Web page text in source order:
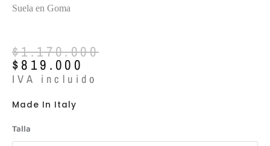
Suela en Goma
$1.170.000
El
precio
original
$1.170.000.
$819.000
El
precio
actual
$819.000.
IVA incluido
Made In Italy
Talla
Carmens
ref:52088